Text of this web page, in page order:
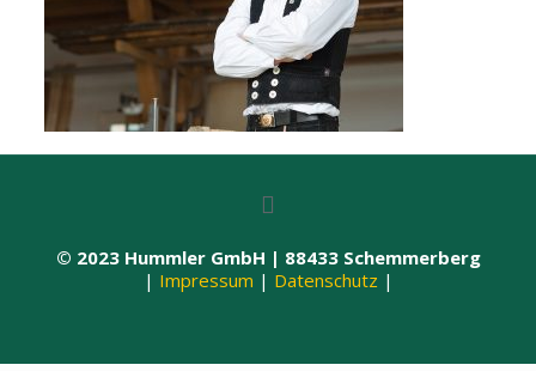
© 2023 Hummler GmbH | 88433 Schemmerberg
| Impressum | Datenschutz |